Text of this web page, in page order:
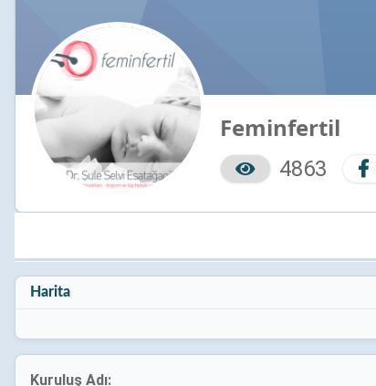
Feminfertil
4863
Harita
Kuruluş Adı: